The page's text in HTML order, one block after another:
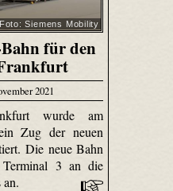
Foto: Siemens Mobility
für den
2021
wurde am
Zug der neuen
Die neue Bahn
3 an die
an.